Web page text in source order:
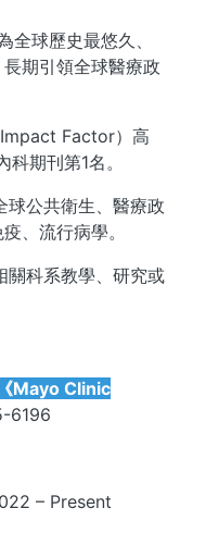
球歷史最悠久、
期引領全球醫療政
Factor）高
期刊第1名。
公共衛生、醫療政
、流行病學。
關科系教學、研究或
Mayo Clinic
6196
– Present